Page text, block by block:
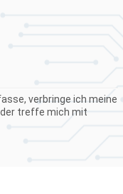
verbringe ich meine
treffe mich mit